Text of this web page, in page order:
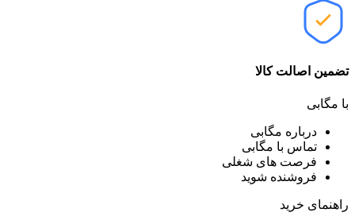
تضمین اصالت کالا
با مگابی
درباره مگابی
تماس با مگابی
فرصت های شغلی
فروشنده شوید
راهنمای خرید